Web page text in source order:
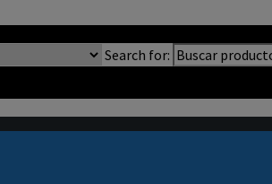
Search for: